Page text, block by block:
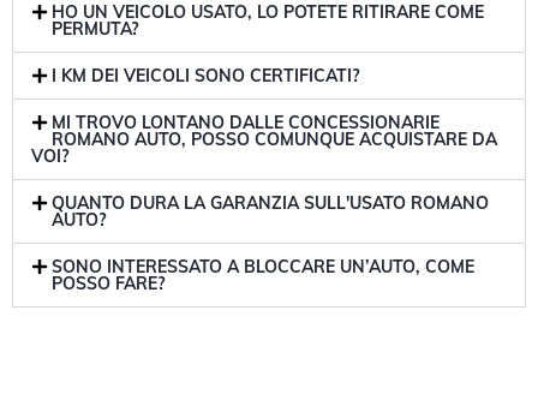
HO UN VEICOLO USATO, LO POTETE RITIRARE COME
PERMUTA?
I KM DEI VEICOLI SONO CERTIFICATI?
MI TROVO LONTANO DALLE CONCESSIONARIE
ROMANO AUTO, POSSO COMUNQUE ACQUISTARE DA
VOI?
QUANTO DURA LA GARANZIA SULL'USATO ROMANO
AUTO?
SONO INTERESSATO A BLOCCARE UN’AUTO, COME
POSSO FARE?